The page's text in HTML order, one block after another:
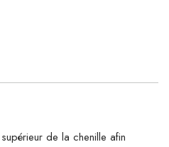
de la chenille afin